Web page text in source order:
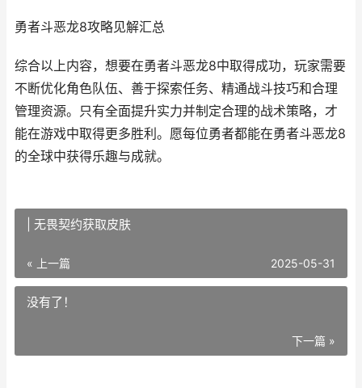
勇者斗恶龙8攻略见解汇总
综合以上内容，想要在勇者斗恶龙8中取得成功，玩家需要
不断优化角色队伍、善于探索任务、精通战斗技巧和合理
管理资源。只有全面提升实力并制定合理的战术策略，才
能在游戏中取得更多胜利。愿每位勇者都能在勇者斗恶龙8
的全球中获得乐趣与成就。
| 无畏契约获取皮肤
« 上一篇 2025-05-31
没有了！
下一篇 »